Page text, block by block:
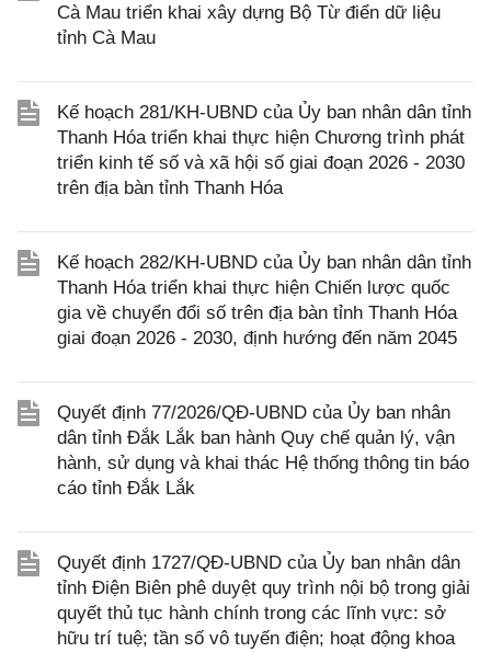
Cà Mau triển khai xây dựng Bộ Từ điển dữ liệu
tỉnh Cà Mau
Kế hoạch 281/KH-UBND của Ủy ban nhân dân tỉnh
Thanh Hóa triển khai thực hiện Chương trình phát
triển kinh tế số và xã hội số giai đoạn 2026 - 2030
trên địa bàn tỉnh Thanh Hóa
Kế hoạch 282/KH-UBND của Ủy ban nhân dân tỉnh
Thanh Hóa triển khai thực hiện Chiến lược quốc
gia về chuyển đổi số trên địa bàn tỉnh Thanh Hóa
giai đoạn 2026 - 2030, định hướng đến năm 2045
Quyết định 77/2026/QĐ-UBND của Ủy ban nhân
dân tỉnh Đắk Lắk ban hành Quy chế quản lý, vận
hành, sử dụng và khai thác Hệ thống thông tin báo
cáo tỉnh Đắk Lắk
Quyết định 1727/QĐ-UBND của Ủy ban nhân dân
tỉnh Điện Biên phê duyệt quy trình nội bộ trong giải
quyết thủ tục hành chính trong các lĩnh vực: sở
hữu trí tuệ; tần số vô tuyến điện; hoạt động khoa